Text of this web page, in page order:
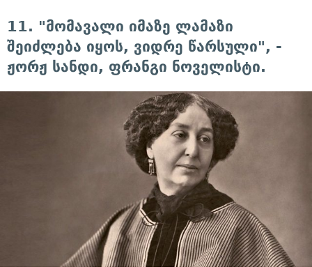
11. "მომავალი იმაზე ლამაზი
შეიძლება იყოს, ვიდრე წარსული", -
ჟორჟ სანდი, ფრანგი ნოველისტი.